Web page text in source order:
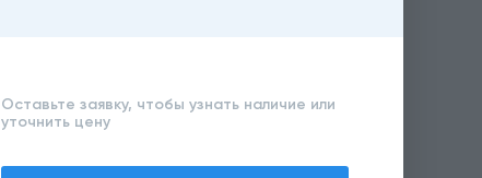
Оставьте заявку, чтобы узнать наличие или
уточнить цену